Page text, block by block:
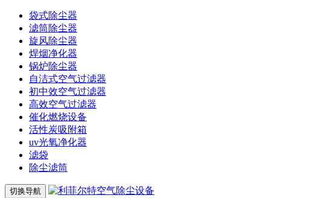
袋式除尘器
滤筒除尘器
旋风除尘器
焊烟净化器
锅炉除尘器
自洁式空气过滤器
初中效空气过滤器
高效空气过滤器
催化燃烧设备
活性炭吸附箱
uv光氧净化器
滤袋
除尘滤筒
切换导航